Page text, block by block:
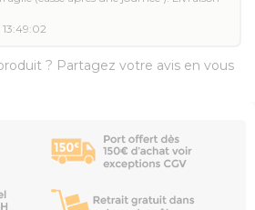
13:49:02
? Partagez votre avis en vous